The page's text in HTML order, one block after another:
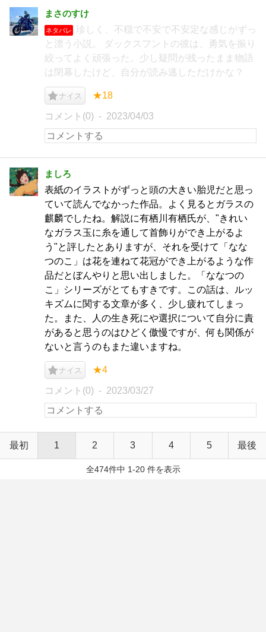
まさのすけ
ネタバレ
珍しく、不穏で不安で不安定な感じがずっ
と漂う小説。 ダックスフントの彼は、勇気を振り
絞ってよく頑張った。少し疑問が残ったまま物語
は閉幕したけど、自分が読み逃しただけかな？
ナイス ★18
コメント(0) 2023/04/03
ましろ
表紙のイラストがずっと頭の大きい胎児だと思っ
ていて読んでなかった作品。よく見るとガラスの
麒麟でしたね。解説に有栖川有栖氏が、"きれい
なガラス玉に糸を通して首飾りができ上がるよ
う"と評したとありますが、それを受けて「なな
つのこ」は花を連ねて花冠ができ上がるような作
品だとぼんやりと思い出しました。「ななつの
こ」シリーズがとてもすきです。この話は、ルッ
キズムに関する文章が多く、少し疲れてしまっ
た。また、人の生き死にや選択について自分に責
があると思うのはひどく傲慢ですが、何も関係が
ないと言うのもまた違いますね。
ナイス ★4
コメント(0) 2023/03/27
最初 1 2 3 4 5 最後
全474件中 1-20 件を表示